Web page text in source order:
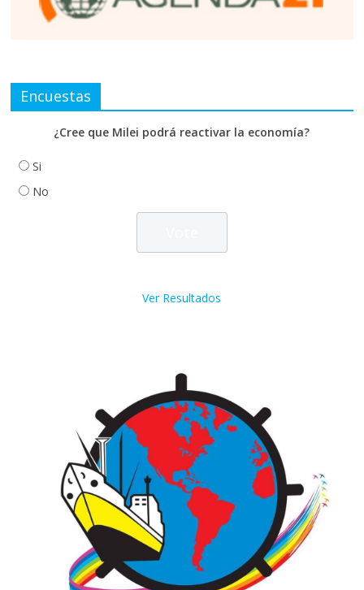
Encuestas
¿Cree que Milei podrá reactivar la economía?
Si
No
Ver Resultados